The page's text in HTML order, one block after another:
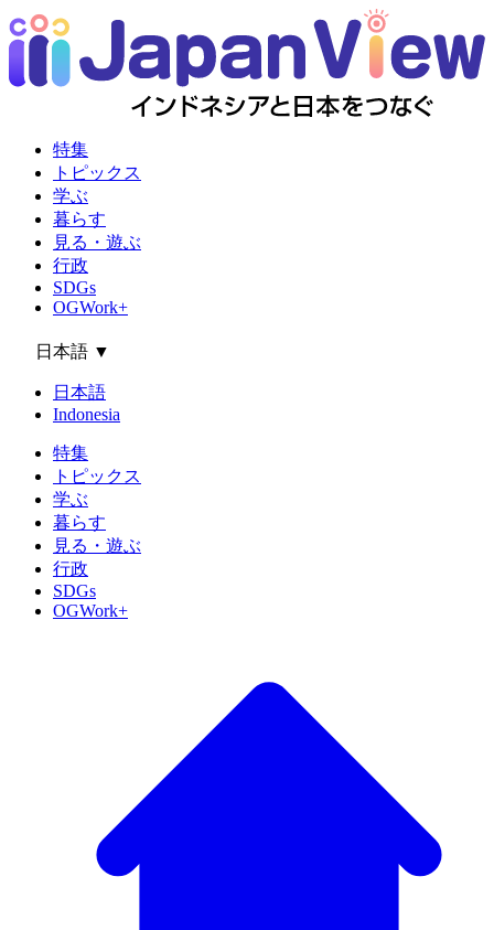
特集
トピックス
学ぶ
暮らす
見る・遊ぶ
行政
SDGs
OGWork+
日本語 ▼
日本語
Indonesia
特集
トピックス
学ぶ
暮らす
見る・遊ぶ
行政
SDGs
OGWork+